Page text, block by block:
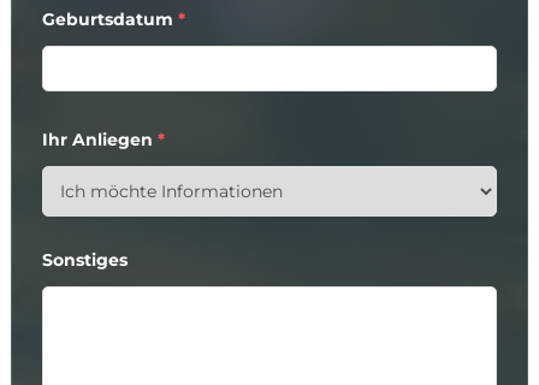
Geburtsdatum *
Ihr Anliegen *
Sonstiges